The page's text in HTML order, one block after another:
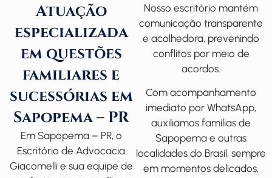
Atuação
especializada
em questões
familiares e
sucessórias em
Sapopema – PR
Em Sapopema – PR, o
Escritório de Advocacia
Giacomellie sua equipe de
Nosso escritório mantém
comunicação transparente
e acolhedora, prevenindo
conflitos por meio de
acordos.
Com acompanhamento
imediato por WhatsApp,
auxiliamos famílias de
Sapopema e outras
localidades do Brasil, sempre
em momentos delicados,